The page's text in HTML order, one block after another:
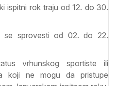
ispitni rok traju od 12. do 30.
se sprovesti od 02. do 22.
vrhunskog sportiste ili
koji ne mogu da pristupe